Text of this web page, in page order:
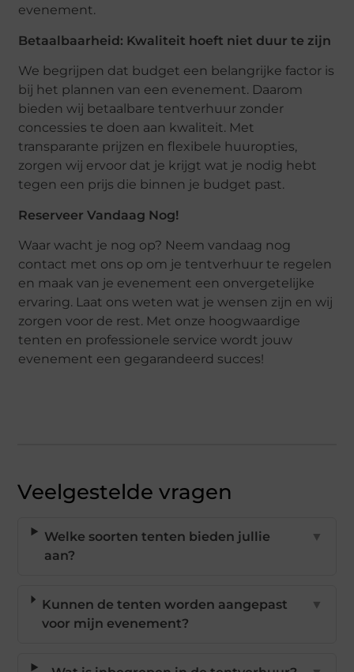
evenement.
Betaalbaarheid: Kwaliteit hoeft niet duur te zijn
We begrijpen dat budget een belangrijke factor is
bij het plannen van een evenement. Daarom
bieden wij betaalbare tentverhuur zonder
concessies te doen aan kwaliteit. Met
transparante prijzen en flexibele huuropties,
zorgen wij ervoor dat je krijgt wat je nodig hebt
tegen een prijs die binnen je budget past.
Reserveer Vandaag Nog!
Waar wacht je nog op? Neem vandaag nog
contact met ons op om je tentverhuur te regelen
en maak van je evenement een onvergetelijke
ervaring. Laat ons weten wat je wensen zijn en wij
zorgen voor de rest. Met onze hoogwaardige
tenten en professionele service wordt jouw
evenement een gegarandeerd succes!
Veelgestelde vragen
Welke soorten tenten bieden jullie
aan?
▼
Kunnen de tenten worden aangepast
voor mijn evenement?
▼